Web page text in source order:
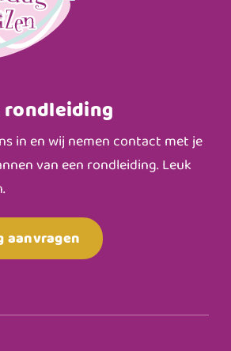
rondleiding
in en wij nemen contact met je
van een rondleiding. Leuk
aanvragen